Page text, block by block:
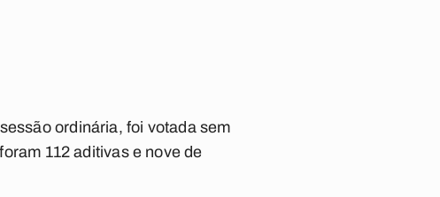
ordinária, foi votada sem
112 aditivas e nove de